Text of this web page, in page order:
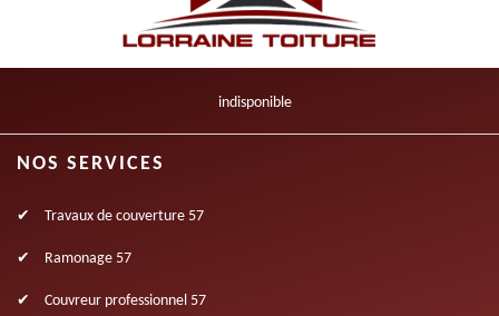
indisponible
NOS SERVICES
Travaux de couverture 57
Ramonage 57
Couvreur professionnel 57